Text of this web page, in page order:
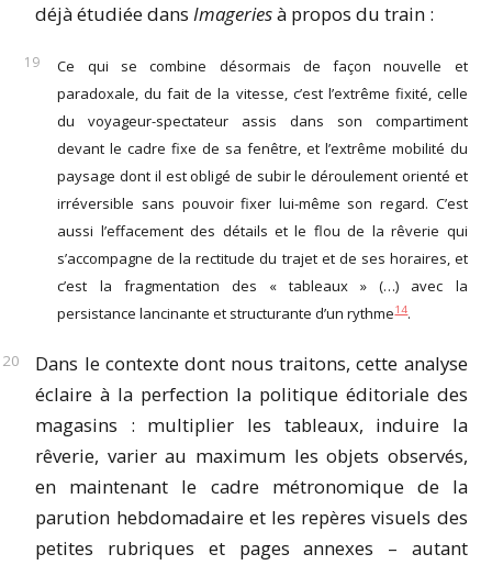
déjà étudiée dansImageriesà propos du train :
Ce qui se combine désormais de façon nouvelle et
paradoxale, du fait de la vitesse, c’est l’extrême fixité, celle
du voyageur-spectateur assis dans son compartiment
devant le cadre fixe de sa fenêtre, et l’extrême mobilité du
paysage dont il est obligé de subir le déroulement orienté et
irréversible sans pouvoir fixer lui-même son regard. C’est
aussi l’effacement des détails et le flou de la rêverie qui
s’accompagne de la rectitude du trajet et de ses horaires, et
c’est la fragmentation des « tableaux » (…) avec la
persistance lancinante et structurante d’un rythme14.
Dans le contexte dont nous traitons, cette analyse
éclaire à la perfection la politique éditoriale des
magasins : multiplier les tableaux, induire la
rêverie, varier au maximum les objets observés,
en maintenant le cadre métronomique de la
parution hebdomadaire et les repères visuels des
petites rubriques et pages annexes – autant